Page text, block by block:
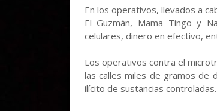
En los operativos, llevados a
El Guzmán, Mama Tingo y
celulares, dinero en efectivo,
Los operativos contra el
las calles miles de gramos de
ilícito de sustancias controladas.